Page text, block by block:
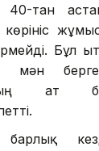
Қытайдың
40-тан
Бұл
мән
ат